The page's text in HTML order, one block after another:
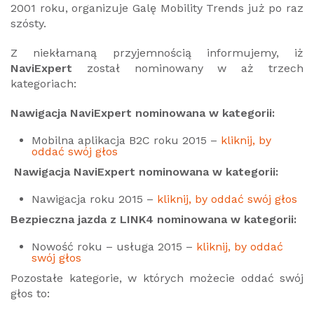
2001 roku, organizuje Galę Mobility Trends już po raz
szósty.
Z niekłamaną przyjemnością informujemy, iż
NaviExpert został nominowany w aż trzech
kategoriach:
Nawigacja NaviExpert nominowana w kategorii:
Mobilna aplikacja B2C roku 2015 – kliknij, by
oddać swój głos
Nawigacja NaviExpert nominowana w kategorii:
Nawigacja roku 2015 – kliknij, by oddać swój głos
Bezpieczna jazda z LINK4 nominowana w kategorii:
Nowość roku – usługa 2015 – kliknij, by oddać
swój głos
Pozostałe kategorie, w których możecie oddać swój
głos to: